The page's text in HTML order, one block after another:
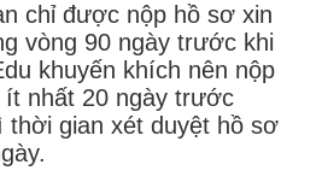
chỉ được nộp hồ sơ xin
vòng 90 ngày trước khi
khuyến khích nên nộp
nhất 20 ngày trước
thời gian xét duyệt hồ sơ